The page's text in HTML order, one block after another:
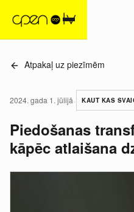
Atpakaļ uz piezīmēm
2024. gada 1. jūlijā· KAUT KAS
Piedošanas
kāpēc atlaišana